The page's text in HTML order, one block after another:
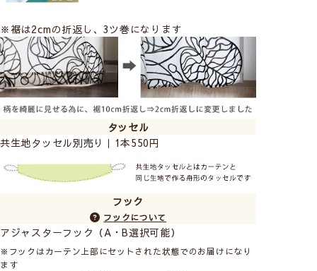
※裾は2cmの折返し、3ツ巻になります
タッセル
共生地タッセル別売り｜1本550円
フック
フックについて
アジャスターフック（A・B選択可能）
※フックはカーテン上部にセットされた状態でのお届けになり
ます